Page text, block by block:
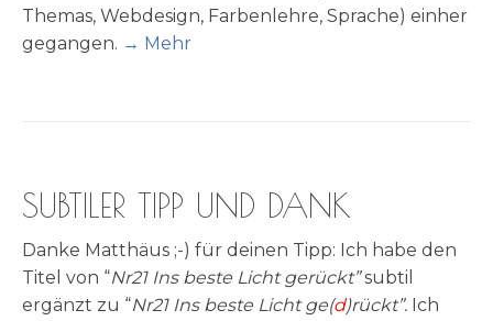
The­mas, Web­de­sign, Far­ben­leh­re, Spra­che) ein­her
gegan­gen. → Mehr
SUBTILER TIPP UND DANK
Dan­ke Mat­thä­us ;-) für dei­nen Tipp: Ich habe den
Titel von “Nr21 Ins beste Licht gerückt”sub­til
ergänzt zu “Nr21 Ins beste Licht ge(d)rückt”. Ich